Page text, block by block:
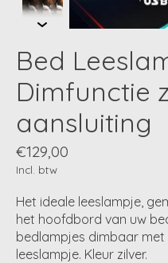
Bed
Dimfunctie
aansluiting
€129,00
Incl. btw
Het ideale leeslampje,
het hoofdbord van uw
bedlampjes dimbaar met
leeslampje. Kleur zilver.